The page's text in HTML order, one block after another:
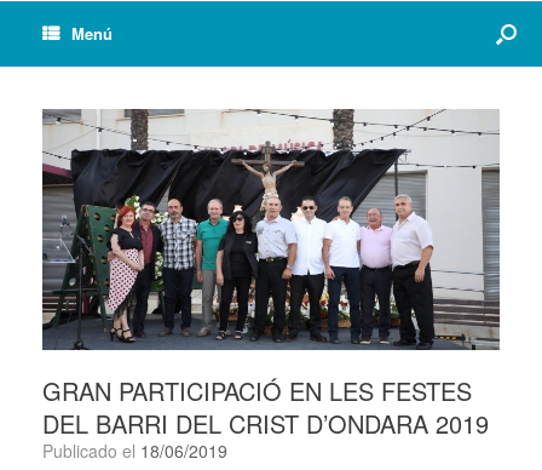
Menú
GRAN PARTICIPACIÓ EN LES FESTES
DEL BARRI DEL CRIST D’ONDARA 2019
Publicado el 18/06/2019